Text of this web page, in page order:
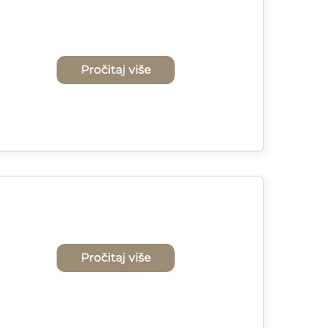
Pročitaj više
Pročitaj više